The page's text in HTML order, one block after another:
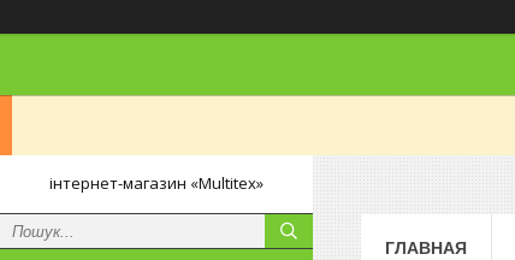
інтернет-магазин «Multitex»
ГЛАВНАЯ